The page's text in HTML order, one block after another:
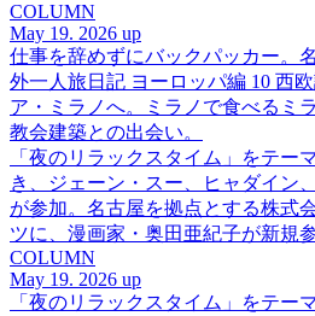
COLUMN
May 19. 2026 up
仕事を辞めずにバックパッカー。
外一人旅日記 ヨーロッパ編 10 西
ア・ミラノへ。ミラノで食べるミ
教会建築との出会い。
「夜のリラックスタイム」をテー
き、ジェーン・スー、ヒャダイン
が参加。名古屋を拠点とする株式
ツに、漫画家・奥田亜紀子が新規参
COLUMN
May 19. 2026 up
「夜のリラックスタイム」をテー